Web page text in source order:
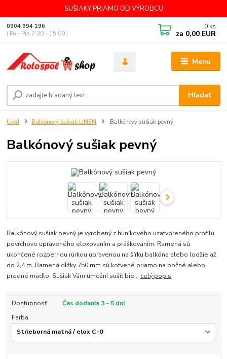
SUŠIAKY PRIAMO OD VÝROBCU
Menu
Hľadať
0904 994 196
( Po - Pia 7:30 - 15:00 )
0 ks
za 0,00 EUR
Úvod Balkónový sušiak LINEN Balkónový sušiak pevný
Balkónový sušiak pevný
Balkónový sušiak pevný je vyrobený z hliníkového uzatvoreného profilu
povrchovo upraveného eloxovaním a práškovaním. Ramená sú
ukončené rozpernou rúrkou upravenou na šírku balkóna alebo lodžie až
do 2,4 m. Ramená dĺžky 750 mm sú kotvené priamo na bočné alebo
predné madlo. Sušiak Vám umožní sušiť bie... celý popis
Dostupnosť
Čas dodania 3 - 5 dní
Farba